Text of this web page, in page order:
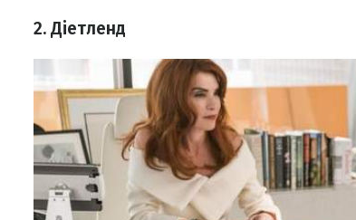
2. Діетленд